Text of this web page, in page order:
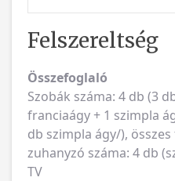
Felszereltség
Összefoglaló
Szobák száma: 4 db (3
franciaágy + 1 szimpla
db szimpla ágy/),
zuhanyzó száma: 4 db
TV